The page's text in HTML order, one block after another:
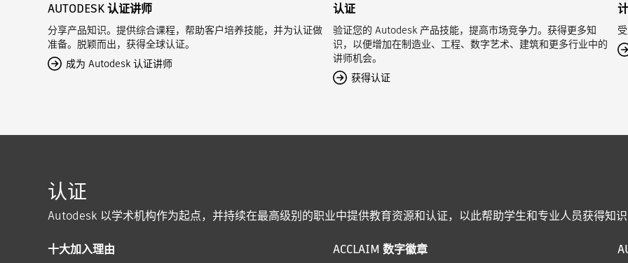
AUTODESK 认证讲师
分享产品知识。提供综合课程，帮助客户培养技能，并为认证做
准备。脱颖而出，获得全球认证。
成为 Autodesk 认证讲师
认证
验证您的 Autodesk 产品技能，提高市场竞争力。获得更多知
识，以便增加在制造业、工程、数字艺术、建筑和更多行业中的
讲师机会。
获得认证
认证
Autodesk 以学术机构作为起点，并持续在最高级别的职业中提供教育资源和认证，以此帮助学生和专业人员获得知识
十大加入理由 ACCLAIM 数字徽章